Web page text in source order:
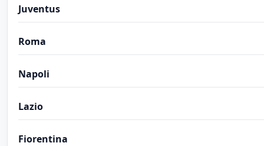
Juventus
Roma
Napoli
Lazio
Fiorentina